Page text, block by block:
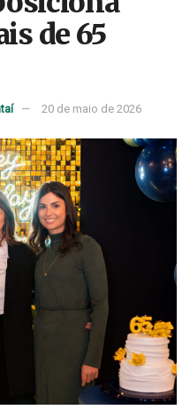
de 65
20 de maio de 2026